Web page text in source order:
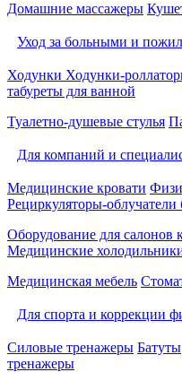
Домашние массажеры
Уход за больными и
Ходунки Ходунки-
табуреты для ванной
Туалетно-душевые стулья
Для компаний и
Медицинские кровати
Рециркуляторы-
Оборудование для салонов
Медицинские
Медицинская мебель
Для спорта и коррекции
Силовые тренажеры Батуты
тренажеры